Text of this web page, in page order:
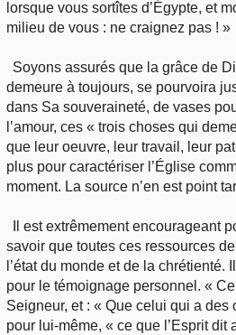
lorsque vous sortîtes d’Égypte, et
milieu de vous : ne craignez pas ! »
Soyons assurés que la grâce de
demeure à toujours, se pourvoira
dans Sa souveraineté, de vases
l’amour, ces « trois choses qui
que leur oeuvre, leur travail, leur
plus pour caractériser l’Église
moment. La source n’en est point
Il est extrêmement encourageant
savoir que toutes ces ressources
l’état du monde et de la chrétienté.
pour le témoignage personnel. «
Seigneur, et : « Que celui qui a
pour lui-même, « ce que l’Esprit dit